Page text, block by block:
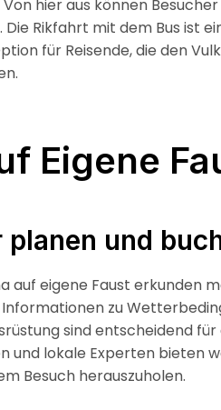
hier aus können
Rikfahrt mit dem Bus ist
für Reisende, die den
Eigene
planen und
auf eigene Faust erkunden
zu
sind entscheidend
und lokale Experten bieten
Besuch herauszuholen.